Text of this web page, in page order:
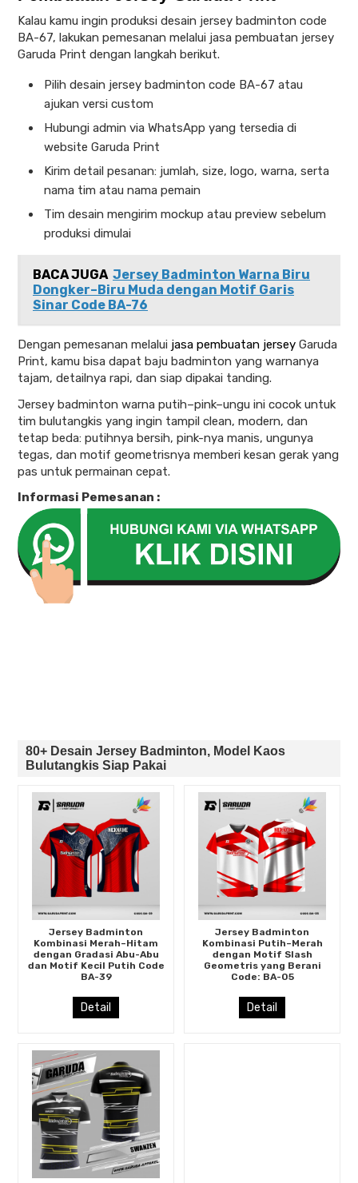
Kalau kamu ingin produksi desain jersey badminton code
BA-67, lakukan pemesanan melalui jasa pembuatan jersey
Garuda Print dengan langkah berikut.
Pilih desain jersey badminton code BA-67 atau
ajukan versi custom
Hubungi admin via WhatsApp yang tersedia di
website Garuda Print
Kirim detail pesanan: jumlah, size, logo, warna, serta
nama tim atau nama pemain
Tim desain mengirim mockup atau preview sebelum
produksi dimulai
BACA JUGA Jersey Badminton Warna Biru
Dongker–Biru Muda dengan Motif Garis
Sinar Code BA-76
Dengan pemesanan melalui jasa pembuatan jersey Garuda
Print, kamu bisa dapat baju badminton yang warnanya
tajam, detailnya rapi, dan siap dipakai tanding.
Jersey badminton warna putih–pink–ungu ini cocok untuk
tim bulutangkis yang ingin tampil clean, modern, dan
tetap beda: putihnya bersih, pink-nya manis, ungunya
tegas, dan motif geometrisnya memberi kesan gerak yang
pas untuk permainan cepat.
Informasi Pemesanan :
80+ Desain Jersey Badminton, Model Kaos
Bulutangkis Siap Pakai
Jersey Badminton
Kombinasi Merah–Hitam
dengan Gradasi Abu-Abu
dan Motif Kecil Putih Code
BA-39
Detail
Jersey Badminton
Kombinasi Putih–Merah
dengan Motif Slash
Geometris yang Berani
Code: BA-05
Detail